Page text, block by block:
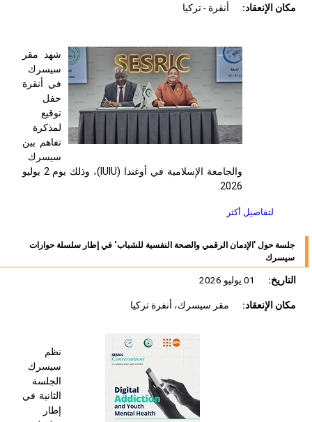
مكان الإنعقاد:
أنقرة - تركيا
شهد مقر
سيسرك
في أنقرة
حفل
توقيع
لمذكرة
تفاهم بين
سيسرك
والجامعة الإسلامية في أوغندا (IUIU
)، وذلك يوم 2 يوليو
2026.
لتفاصيل أكثر
جلسة حول ’الإدمان الرقمي والصحة النفسية للشباب‘ في إطار سلسلة حوارات
سيسرك
التاريخ:
مكان الإنعقاد:
مقر سيسرك، أنفرة تركيا
نظم
سيسرك
الجلسة
الثانية في
إطار